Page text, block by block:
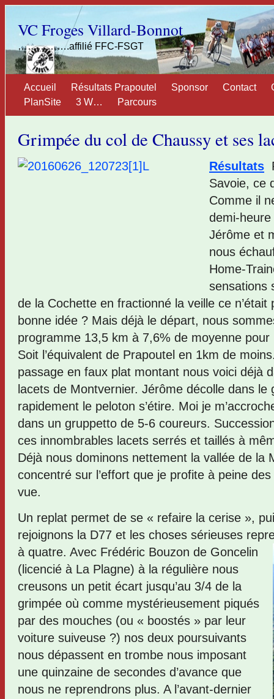
VC Froges Villard-Bonnot
…………….affilié FFC-FSGT
Accueil Résultats Prapoutel Sponsor Contact
PlanSite
3 W… Parcours
Grimpée du col de Chaussy et ses
Résultats
Savoie, ce
Comme il
demi-
Jérôme et
nous
Home-
sensations
de la Cochette en fractionné la veille ce
bonne idée ? Mais déjà le départ, nous
programme 13,5 km à 7,6% de moyenne
Soit l’équivalent de Prapoutel en 1km de
passage en faux plat montant nous voici déjà
lacets de Montvernier. Jérôme décolle dans
rapidement le peloton s’étire. Moi je
dans un gruppetto de 5-6 coureurs.
ces innombrables lacets serrés et taillés à
Déjà nous dominons nettement la vallée de la
concentré sur l’effort que je profite à peine
vue.
Un replat permet de se « refaire la cerise »,
rejoignons la D77 et les choses sérieuses
à quatre. Avec Frédéric Bouzon de Goncelin
(licencié à La Plagne) à la régulière nous
creusons un petit écart jusqu’au 3/4 de la
grimpée où comme mystérieusement piqués
par des mouches (ou « boostés » par leur
voiture suiveuse ?) nos deux poursuivants
nous dépassent en trombe nous imposant
une quinzaine de secondes d’avance que
nous ne reprendrons plus. A l’avant-dernier